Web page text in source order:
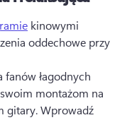
kinowymi
oddechowe przy
fanów łagodnych
montażom na
gitary. Wprowadź